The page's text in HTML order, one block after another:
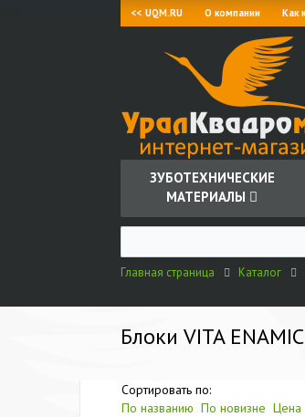
<< UQM.RU О компании Как
ЗУБОТЕХНИЧЕСКИЕ
МАТЕРИАЛЫ
Главная страница Каталог
Блоки VITA
Сортировать по:
По названию По новизне Цена